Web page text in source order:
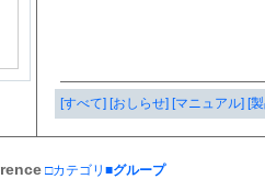
[すべて] [おしらせ] [マニュアル] [
□カテゴリ ■グループ